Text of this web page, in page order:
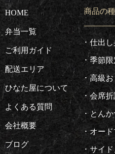
HOME
弁当一覧
ご利用ガイド
配送エリア
ひなた屋について
よくある質問
会社概要
ブログ
商品の
仕出
季節
高級
会席折
とん
オー
サイ